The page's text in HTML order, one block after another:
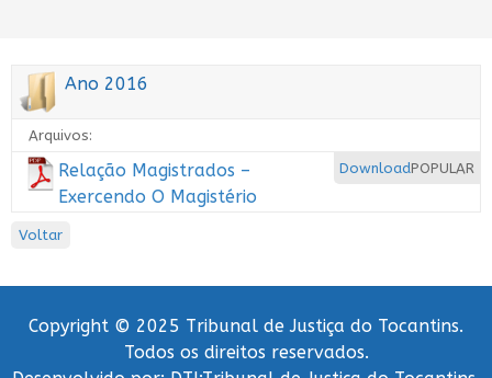
Ano 2016
Arquivos:
POPULAR
Download
Relação Magistrados –
Exercendo O Magistério
Voltar
Copyright © 2025 Tribunal de Justiça do Tocantins.
Todos os direitos reservados.